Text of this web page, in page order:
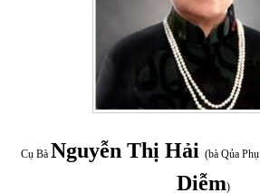
Cụ Bà Nguyễn Thị Hải (bà Qủa Phụ
Diễm)